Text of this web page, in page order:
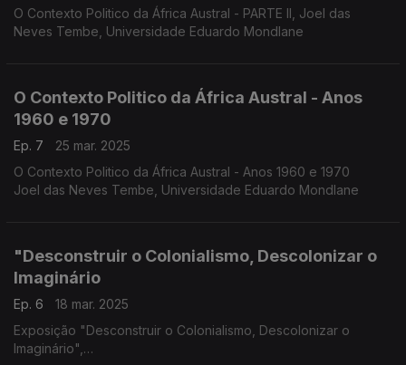
O Contexto Politico da África Austral - PARTE II, Joel das
Neves Tembe, Universidade Eduardo Mondlane
O Contexto Politico da África Austral - Anos
1960 e 1970
Ep. 7
25 mar. 2025
O Contexto Politico da África Austral - Anos 1960 e 1970
Joel das Neves Tembe, Universidade Eduardo Mondlane
"Desconstruir o Colonialismo, Descolonizar o
Imaginário
Ep. 6
18 mar. 2025
Exposição "Desconstruir o Colonialismo, Descolonizar o
Imaginário",